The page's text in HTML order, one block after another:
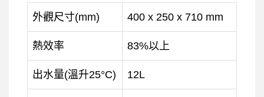
外觀尺寸(mm) 400 x 250 x 710 mm
熱效率 83%以上
出水量(溫升25°C) 12L